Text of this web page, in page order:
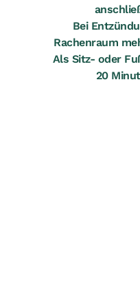
Bei
Rachenraum
Als Sitz- oder
20